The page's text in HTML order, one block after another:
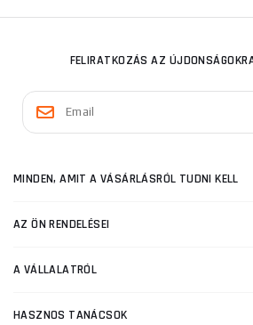
FELIRATKOZÁS AZ
MINDEN, AMIT A VÁSÁRLÁSRÓL TUDNI KELL
AZ ÖN RENDELÉSEI
A VÁLLALATRÓL
HASZNOS TANÁCSOK